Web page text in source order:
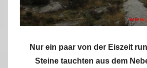
Nur ein paar von der Eiszeit
Steine tauchten aus dem